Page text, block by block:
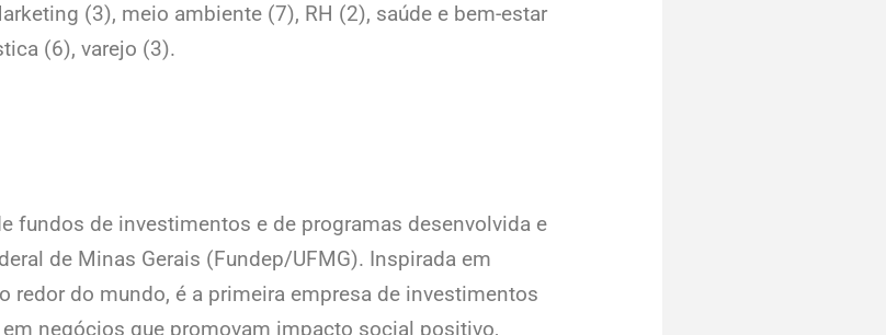
(3), meio ambiente (7), RH (2), saúde e bem-estar
(6), varejo (3).
fundos de investimentos e de programas desenvolvida e
de Minas Gerais (Fundep/UFMG). Inspirada em
do mundo, é a primeira empresa de investimentos
negócios que promovam impacto social positivo,